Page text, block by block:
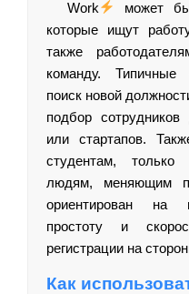
Work
может
которые ищут
также
команду. Типичные
поиск новой
подбор
или стартапов.
студентам,
людям, меняющим
ориентирован на
простоту и
регистрации на
Как